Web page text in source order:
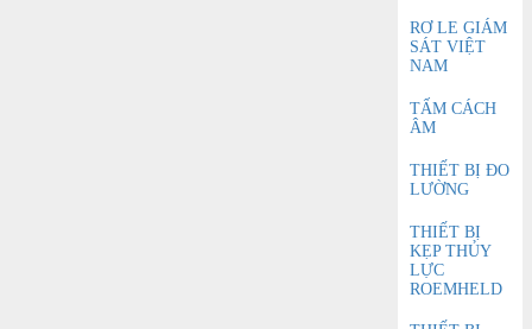
RƠ LE GIÁM
SÁT VIỆT
NAM
TẤM CÁCH
ÂM
THIẾT BỊ ĐO
LƯỜNG
THIẾT BỊ
KẸP THỦY
LỰC
ROEMHELD